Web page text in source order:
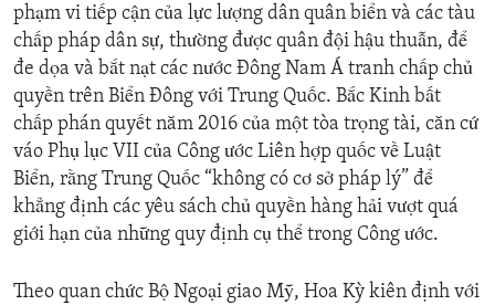
phạm vi tiếp cận của lực lượng dân quân biển và các tàu
chấp pháp dân sự, thường được quân đội hậu thuẫn, để
đe dọa và bắt nạt các nước Đông Nam Á tranh chấp chủ
quyền trên Biển Đông với Trung Quốc. Bắc Kinh bất
chấp phán quyết năm 2016 của một tòa trọng tài, căn cứ
váo Phụ lục VII của Công ước Liên hợp quốc về Luật
Biển, rằng Trung Quốc “không có cơ sở pháp lý” để
khẳng định các yêu sách chủ quyền hàng hải vượt quá
giới hạn của những quy định cụ thể trong Công ước.
Theo quan chức Bộ Ngoại giao Mỹ, Hoa Kỳ kiên định với